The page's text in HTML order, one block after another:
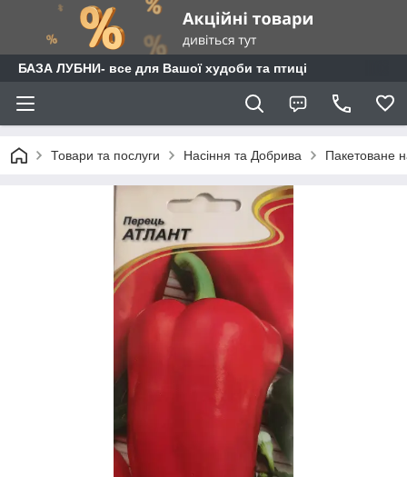
БАЗА ЛУБНИ- все для Вашої худоби та птиці
Товари та послуги Насіння та Добрива Пакетоване